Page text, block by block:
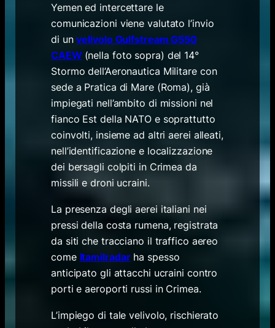
Yemen ed intercettare le
comunicazioni viene valutato l’invio
di unvelivolo Gulfstream G550
CAEW (nella foto sopra) del 14°
Stormo dell’Aeronautica Militare con
sede a Pratica di Mare (Roma), già
impiegati nell’ambito di missioni nel
fianco Est della NATO e soprattutto
coinvolti, insieme ad altri aerei alleati,
nell’identificazione e localizzazione
dei bersagli colpiti in Crimea da
missili e droni ucraini.
La presenza degli aerei italiani nei
pressi della costa rumena, registrata
da siti che tracciano il traffico aereo
come Itamilradarha spesso
anticipato gli attacchi ucraini contro
porti e aeroporti russi in Crimea.
L’impiego di tale velivolo, rischierato